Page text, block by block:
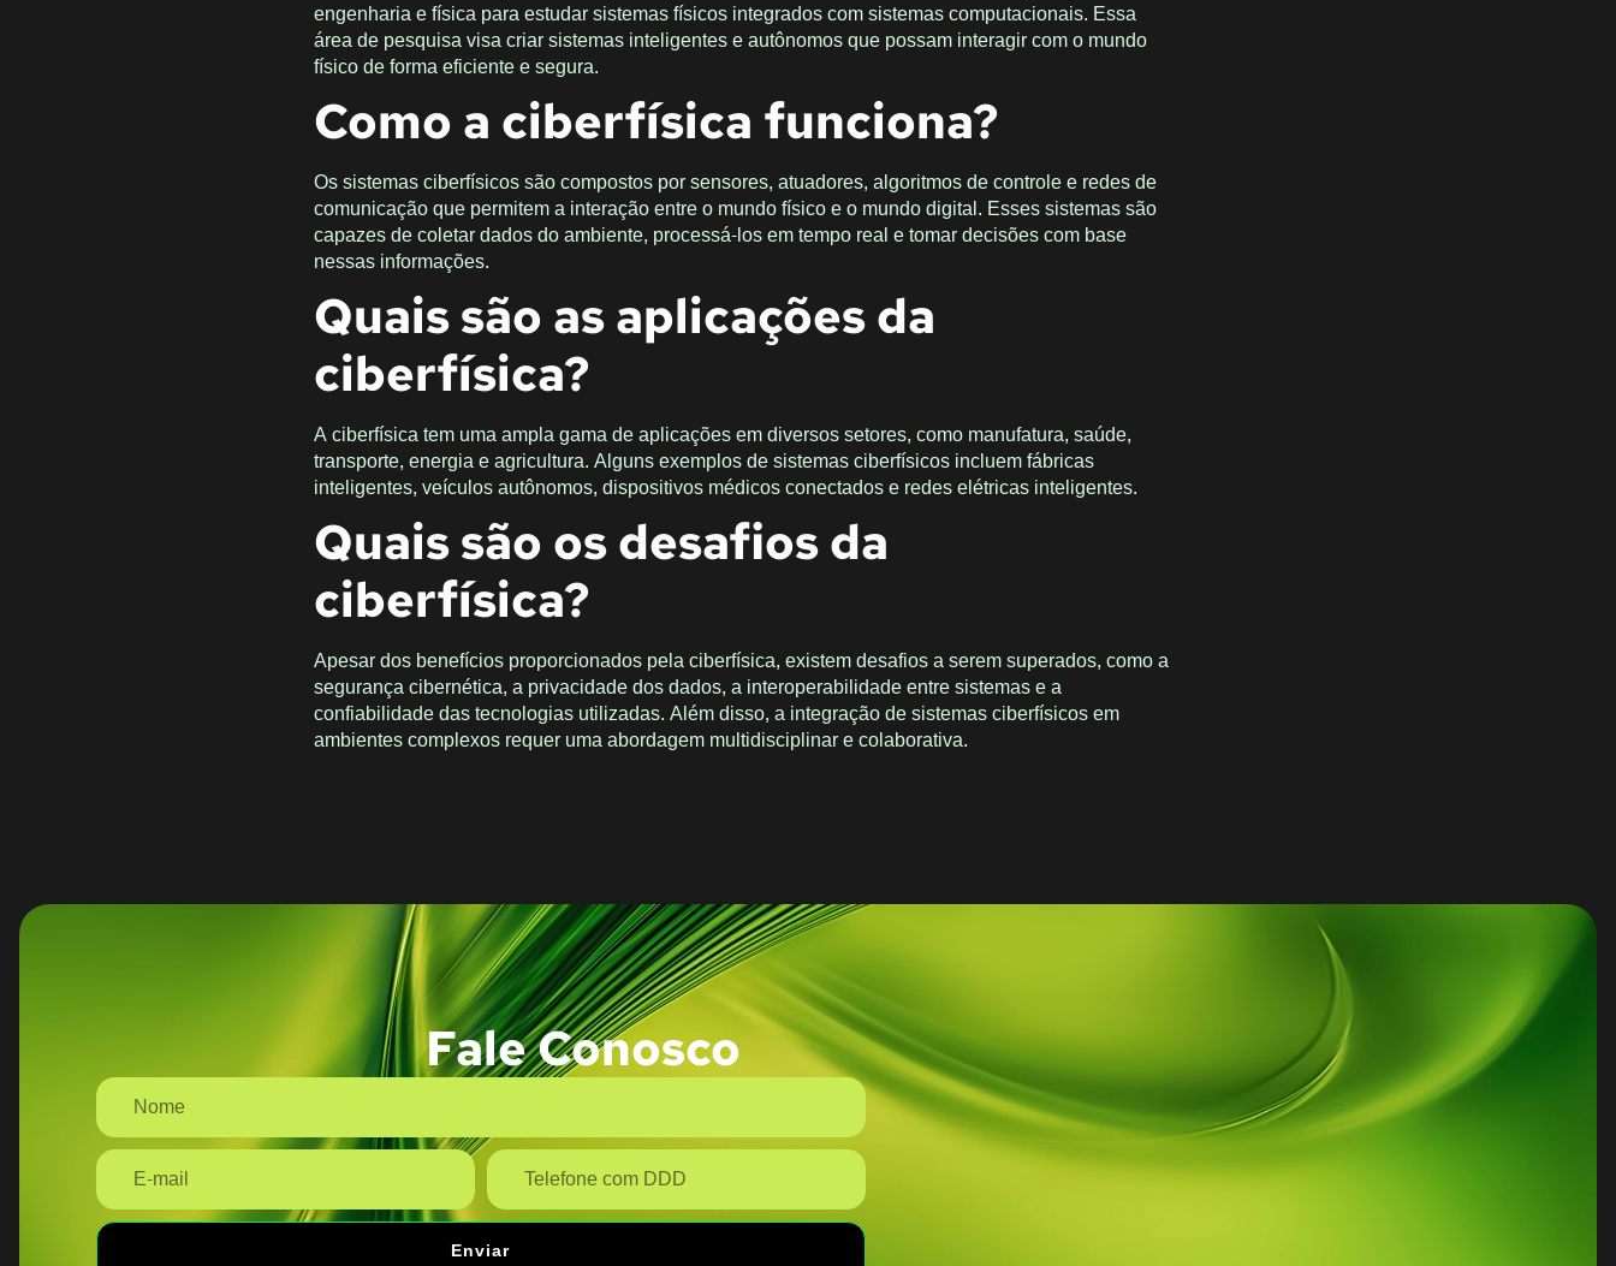
engenharia e física para estudar sistemas físicos integrados com sistemas computacionais. Essa
área de pesquisa visa criar sistemas inteligentes e autônomos que possam interagir com o mundo
físico de forma eficiente e segura.
Como a ciberfísica funciona?
Os sistemas ciberfísicos são compostos por sensores, atuadores, algoritmos de controle e redes de
comunicação que permitem a interação entre o mundo físico e o mundo digital. Esses sistemas são
capazes de coletar dados do ambiente, processá-los em tempo real e tomar decisões com base
nessas informações.
Quais são as aplicações da
ciberfísica?
A ciberfísica tem uma ampla gama de aplicações em diversos setores, como manufatura, saúde,
transporte, energia e agricultura. Alguns exemplos de sistemas ciberfísicos incluem fábricas
inteligentes, veículos autônomos, dispositivos médicos conectados e redes elétricas inteligentes.
Quais são os desafios da
ciberfísica?
Apesar dos benefícios proporcionados pela ciberfísica, existem desafios a serem superados, como a
segurança cibernética, a privacidade dos dados, a interoperabilidade entre sistemas e a
confiabilidade das tecnologias utilizadas. Além disso, a integração de sistemas ciberfísicos em
ambientes complexos requer uma abordagem multidisciplinar e colaborativa.
Fale Conosco
Enviar